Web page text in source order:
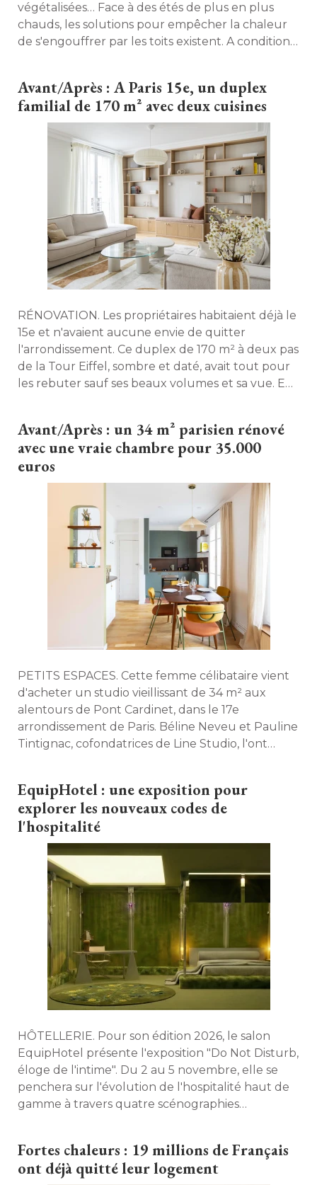
végétalisées… Face à des étés de plus en plus
chauds, les solutions pour empêcher la chaleur
de s'engouffrer par les toits existent. A condition
Avant/Après : A Paris 15e, un duplex
familial de 170 m² avec deux cuisines
RÉNOVATION. Les propriétaires habitaient déjà le
15e et n'avaient aucune envie de quitter
l'arrondissement. Ce duplex de 170 m² à deux pas
de la Tour Eiffel, sombre et daté, avait tout pour
les rebuter sauf ses beaux volumes et sa vue. En
chic et naturel, pensé pour une famille qui reçoit
beaucoup.
Avant/Après : un 34 m² parisien rénové
avec une vraie chambre pour 35.000
euros
PETITS ESPACES. Cette femme célibataire vient
d'acheter un studio vieillissant de 34 m² aux
alentours de Pont Cardinet, dans le 17e
arrondissement de Paris. Béline Neveu et Pauline
Tintignac, cofondatrices de Line Studio, l'ont
avec un budget record.
EquipHotel : une exposition pour
explorer les nouveaux codes de
l'hospitalité
HÔTELLERIE. Pour son édition 2026, le salon
EquipHotel présente l'exposition "Do Not Disturb,
éloge de l'intime". Du 2 au 5 novembre, elle se
penchera sur l'évolution de l'hospitalité haut de
gamme à travers quatre scénographies
complémentaires.
Fortes chaleurs : 19 millions de Français
ont déjà quitté leur logement